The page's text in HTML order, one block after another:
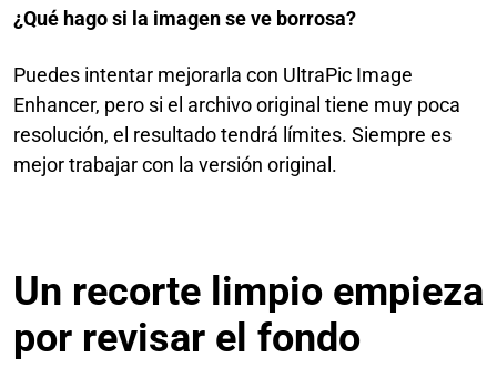
¿Qué hago si la imagen se ve borrosa?
Puedes intentar mejorarla con UltraPic Image
Enhancer, pero si el archivo original tiene muy poca
resolución, el resultado tendrá límites. Siempre es
mejor trabajar con la versión original.
Un recorte limpio empieza
por revisar el fondo